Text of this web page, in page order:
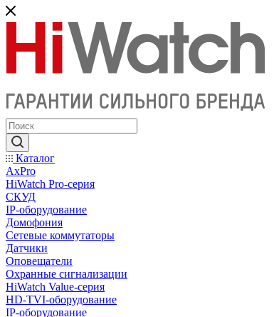
Каталог
AxPro
HiWatch Pro-серия
CКУД
IP-оборудование
Домофония
Сетевые коммутаторы
Датчики
Оповещатели
Охранные сигнализации
HiWatch Value-серия
HD-TVI-оборудование
IP-оборудование